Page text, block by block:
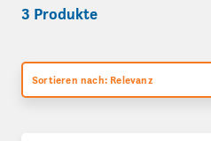
3 Produkte
Sortieren nach: Relevanz